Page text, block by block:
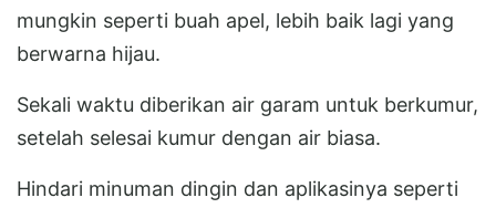
mungkin seperti buah apel, lebih baik lagi yang
berwarna hijau.
Sekali waktu diberikan air garam untuk berkumur,
setelah selesai kumur dengan air biasa.
Hindari minuman dingin dan aplikasinya seperti